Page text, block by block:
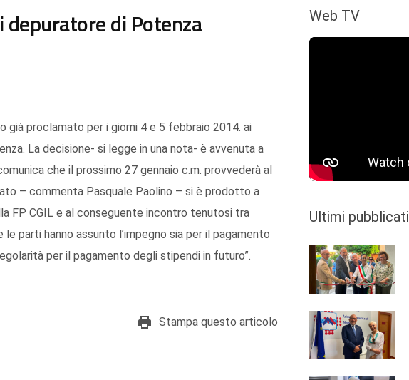
di Potenza
già proclamato per i giorni 4 e 5 febbraio 2014. ai
La decisione- si legge in una nota- è avvenuta a
che il prossimo 27 gennaio c.m. provvederà al
– commenta Pasquale Paolino – si è prodotto a
FP CGIL e al conseguente incontro tenutosi tra
parti hanno assunto l’impegno sia per il pagamento
per il pagamento degli stipendi in futuro”.
Stampa questo articolo
Web TV
Ultimi pubblicati